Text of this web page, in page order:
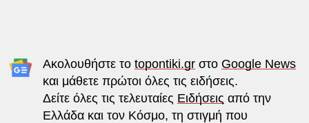
Ακολουθήστε το topontiki.grστο Google News
και μάθετε πρώτοι όλες τις ειδήσεις.
Δείτε όλες τις τελευταίες Ειδήσεις από την
Ελλάδα και τον Κόσμο, τη στιγμή που